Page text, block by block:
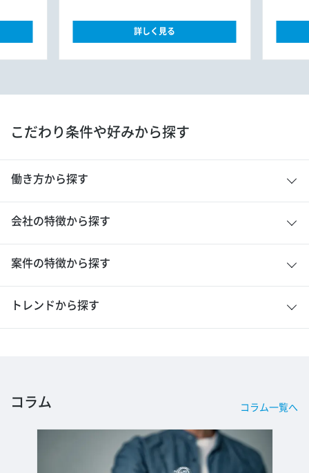
詳しく見る
こだわり条件や好みから探す
働き方から探す
会社の特徴から探す
案件の特徴から探す
トレンドから探す
コラム コラム一覧へ